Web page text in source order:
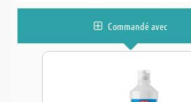
Commandé avec